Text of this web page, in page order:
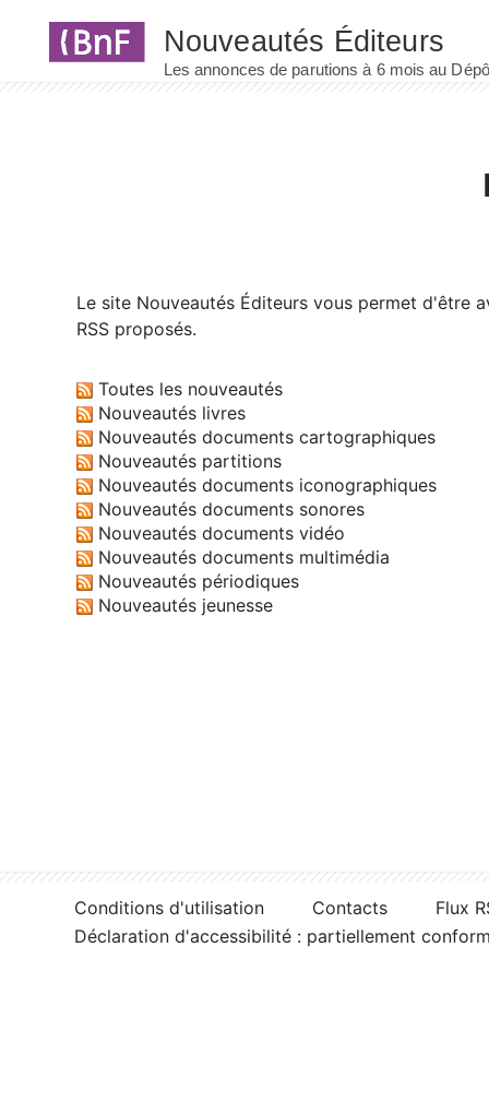
Le site Nouveautés Éditeurs vous permet d'être
RSS proposés.
Toutes les nouveautés
Nouveautés livres
Nouveautés documents cartographiques
Nouveautés partitions
Nouveautés documents iconographiques
Nouveautés documents sonores
Nouveautés documents vidéo
Nouveautés documents multimédia
Nouveautés périodiques
Nouveautés jeunesse
Conditions d'utilisation Contacts
Flux
Déclaration d'accessibilité : partiellement